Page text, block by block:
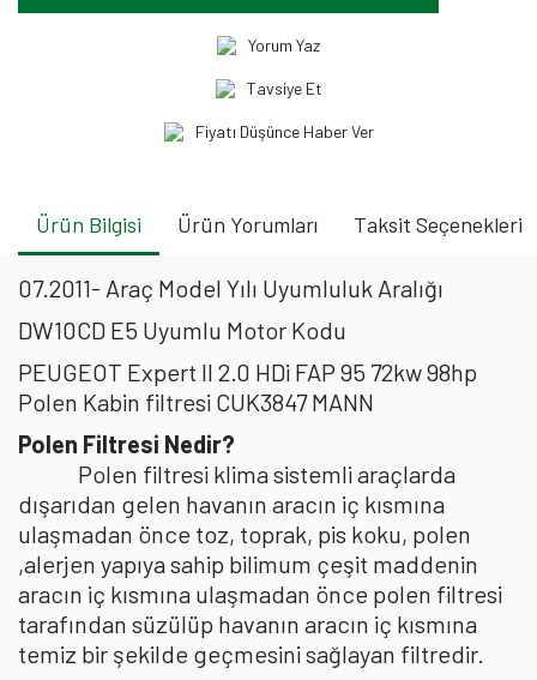
Yorum Yaz
Tavsiye Et
Fiyatı Düşünce Haber Ver
Ürün Bilgisi Ürün Yorumları Taksit Seçenekleri
07.2011- Araç Model Yılı Uyumluluk Aralığı
DW10CD E5 Uyumlu Motor Kodu
PEUGEOT Expert II 2.0 HDi FAP 95 72kw 98hp
Polen Kabin filtresi CUK3847 MANN
Polen Filtresi Nedir?
Polen filtresi klima sistemli araçlarda
dışarıdan gelen havanın aracın iç kısmına
ulaşmadan önce toz, toprak, pis koku, polen
,alerjen yapıya sahip bilimum çeşit maddenin
aracın iç kısmına ulaşmadan önce polen filtresi
tarafından süzülüp havanın aracın iç kısmına
temiz bir şekilde geçmesini sağlayan filtredir.